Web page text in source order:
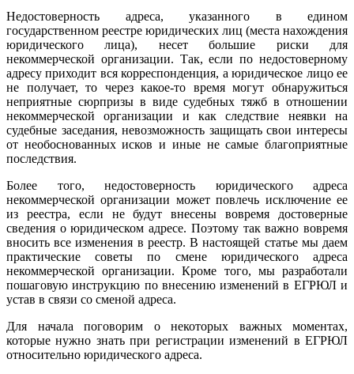
Недостоверность адреса, указанного в едином
государственном реестре юридических лиц (места нахождения
юридического лица), несет большие риски для
некоммерческой организации. Так, если по недостоверному
адресу приходит вся корреспонденция, а юридическое лицо ее
не получает, то через какое-то время могут обнаружиться
неприятные сюрпризы в виде судебных тяжб в отношении
некоммерческой организации и как следствие неявки на
судебные заседания, невозможность защищать свои интересы
от необоснованных исков и иные не самые благоприятные
последствия.
Более того, недостоверность юридического адреса
некоммерческой организации может повлечь исключение ее
из реестра, если не будут внесены вовремя достоверные
сведения о юридическом адресе. Поэтому так важно вовремя
вносить все изменения в реестр. В настоящей статье мы даем
практические советы по смене юридического адреса
некоммерческой организации. Кроме того, мы разработали
пошаговую инструкцию по внесению изменений в ЕГРЮЛ и
устав в связи со сменой адреса.
Для начала поговорим о некоторых важных моментах,
которые нужно знать при регистрации изменений в ЕГРЮЛ
относительно юридического адреса.